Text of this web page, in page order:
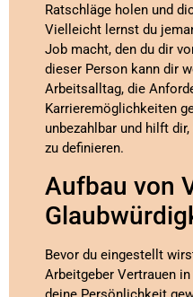
Ratschläge holen und
Vielleicht lernst du
Job macht, den du dir
dieser Person kann dir
Arbeitsalltag, die
Karrieremöglichkeiten
unbezahlbar und hilft
zu definieren.
Aufbau von
Bevor du eingestellt
Arbeitgeber Vertrauen